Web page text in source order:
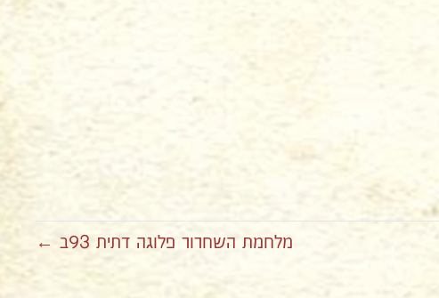
מלחמת השחרור פלוגה דתית 93ב ←